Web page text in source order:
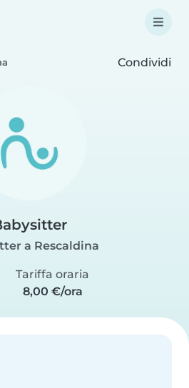
Condividi
a Rescaldina
Tariffa oraria
8,00 €/ora